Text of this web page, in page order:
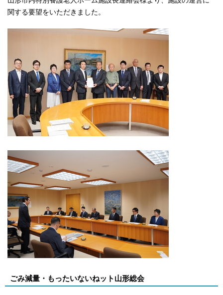
関する要望をいただきました。
ごみ減量・もったいないねット山形総会